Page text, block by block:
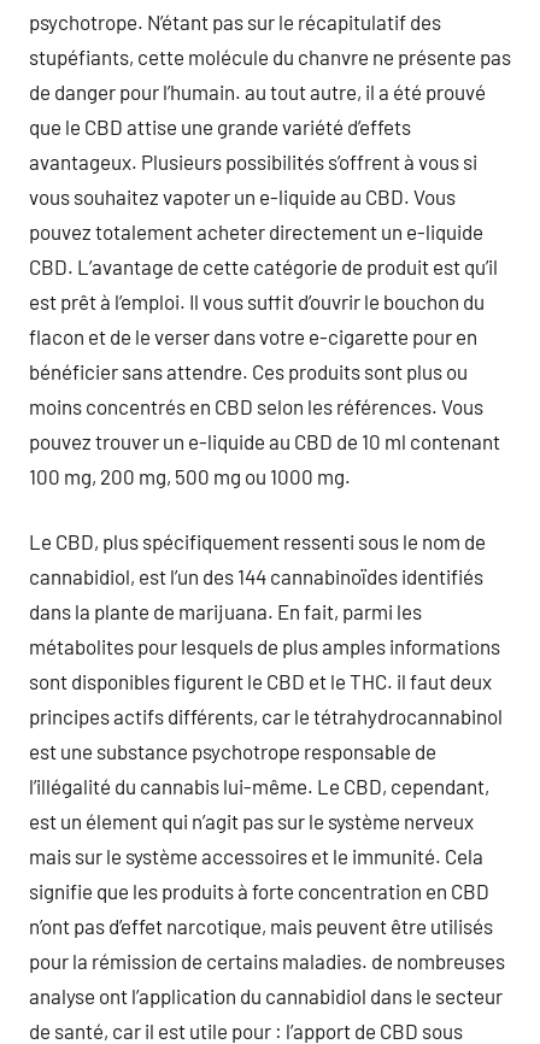
psychotrope. N’étant pas sur le récapitulatif des
stupéfiants, cette molécule du chanvre ne présente pas
de danger pour l’humain. au tout autre, il a été prouvé
que le CBD attise une grande variété d’effets
avantageux. Plusieurs possibilités s’offrent à vous si
vous souhaitez vapoter un e-liquide au CBD. Vous
pouvez totalement acheter directement un e-liquide
CBD. L’avantage de cette catégorie de produit est qu’il
est prêt à l’emploi. Il vous suffit d’ouvrir le bouchon du
flacon et de le verser dans votre e-cigarette pour en
bénéficier sans attendre. Ces produits sont plus ou
moins concentrés en CBD selon les références. Vous
pouvez trouver un e-liquide au CBD de 10 ml contenant
100 mg, 200 mg, 500 mg ou 1000 mg.
Le CBD, plus spécifiquement ressenti sous le nom de
cannabidiol, est l’un des 144 cannabinoïdes identifiés
dans la plante de marijuana. En fait, parmi les
métabolites pour lesquels de plus amples informations
sont disponibles figurent le CBD et le THC. il faut deux
principes actifs différents, car le tétrahydrocannabinol
est une substance psychotrope responsable de
l’illégalité du cannabis lui-même. Le CBD, cependant,
est un élement qui n’agit pas sur le système nerveux
mais sur le système accessoires et le immunité. Cela
signifie que les produits à forte concentration en CBD
n’ont pas d’effet narcotique, mais peuvent être utilisés
pour la rémission de certains maladies. de nombreuses
analyse ont l’application du cannabidiol dans le secteur
de santé, car il est utile pour : l’apport de CBD sous